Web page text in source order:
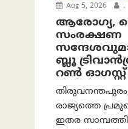
Aug 5, 2026 .
ആരോഗ്യ,
സംരക്ഷണ
ബ്ലൂ
റൺ ഓഗസ്റ്റ്
തിരുവനന്തപുരം,
രാജ്യത്തെ
ഇതര